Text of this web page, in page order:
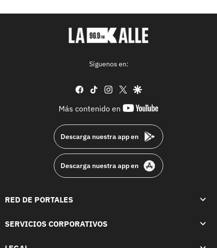
Síguenos en:
facebook
tiktok instagram
twittergoogle
Más contenido en
youtube-
Descarga nuestra app en
Descarga nuestra app en
RED DE PORTALES
SERVICIOS CORPORATIVOS